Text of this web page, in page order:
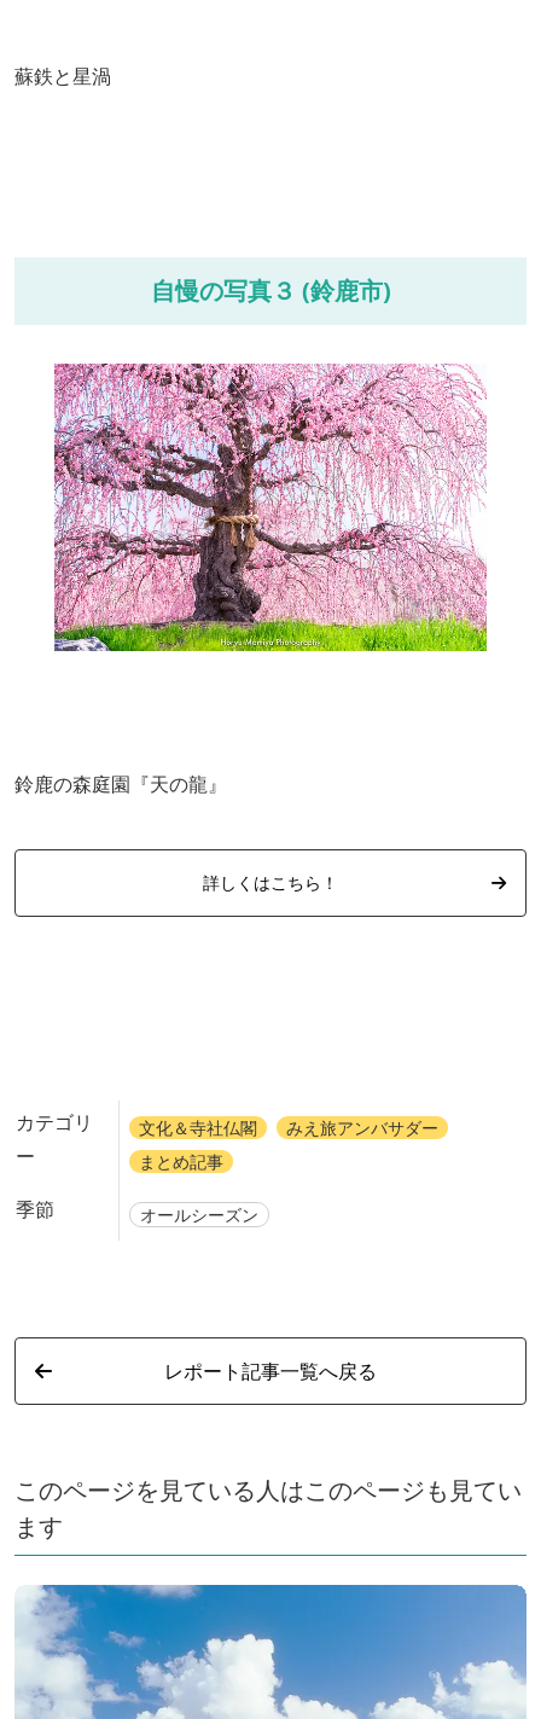
蘇鉄と星渦
自慢の写真３ (鈴鹿市)
鈴鹿の森庭園『天の龍』
詳しくはこちら！
カテゴリ
ー
文化＆寺社仏閣
みえ旅アンバサダー
まとめ記事
季節 オールシーズン
レポート記事一覧へ戻る
このページを見ている人はこのページも見てい
ます